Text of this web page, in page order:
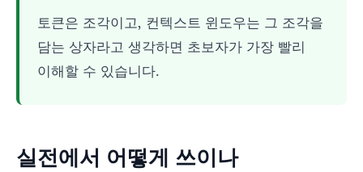
토큰은 조각이고, 컨텍스트 윈도우는 그 조각을
담는 상자라고 생각하면 초보자가 가장 빨리
이해할 수 있습니다.
실전에서 어떻게 쓰이나